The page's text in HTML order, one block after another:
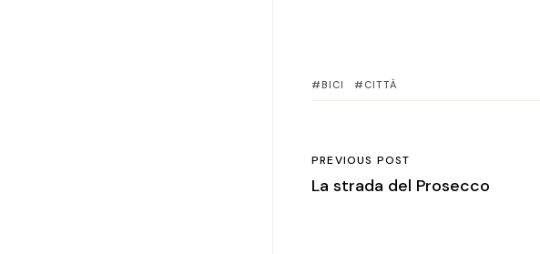
BICI CITTÀ
PREVIOUS POST
La strada del Prosecco